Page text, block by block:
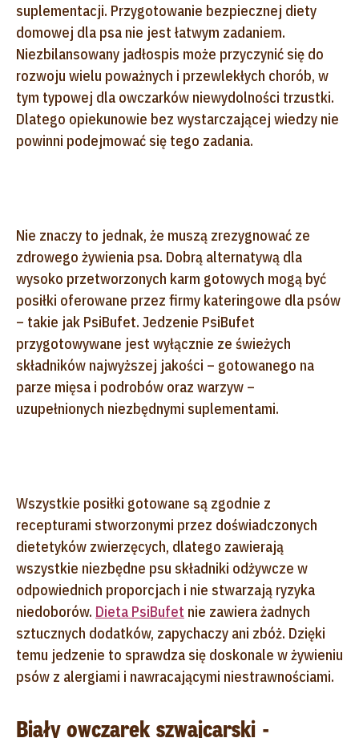
suplementacji. Przygotowanie bezpiecznej diety
domowej dla psa nie jest łatwym zadaniem.
Niezbilansowany jadłospis może przyczynić się do
rozwoju wielu poważnych i przewlekłych chorób, w
tym typowej dla owczarków niewydolności trzustki.
Dlatego opiekunowie bez wystarczającej wiedzy nie
powinni podejmować się tego zadania.
Nie znaczy to jednak, że muszą zrezygnować ze
zdrowego żywienia psa. Dobrą alternatywą dla
wysoko przetworzonych karm gotowych mogą być
posiłki oferowane przez firmy kateringowe dla psów
– takie jak PsiBufet. Jedzenie PsiBufet
przygotowywane jest wyłącznie ze świeżych
składników najwyższej jakości – gotowanego na
parze mięsa i podrobów oraz warzyw –
uzupełnionych niezbędnymi suplementami.
Wszystkie posiłki gotowane są zgodnie z
recepturami stworzonymi przez doświadczonych
dietetyków zwierzęcych, dlatego zawierają
wszystkie niezbędne psu składniki odżywcze w
odpowiednich proporcjach i nie stwarzają ryzyka
niedoborów. Dieta PsiBufet nie zawiera żadnych
sztucznych dodatków, zapychaczy ani zbóż. Dzięki
temu jedzenie to sprawdza się doskonale w żywieniu
psów z alergiami i nawracającymi niestrawnościami.
Biały owczarek szwajcarski -